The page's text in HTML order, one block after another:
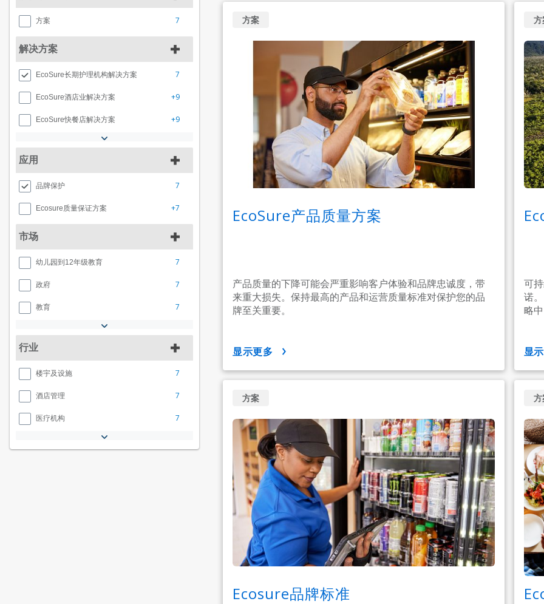
方案 7
解决方案
EcoSure长期护理机构解决方案 7
EcoSure酒店业解决方案 +9
EcoSure快餐店解决方案 +9
应用
品牌保护 7
Ecosure质量保证方案 +7
市场
幼儿园到12年级教育 7
政府 7
教育 7
行业
楼宇及设施 7
酒店管理 7
医疗机构 7
EcoSure产品质量方案
产品质量的下降可能会严重影响客户体验和品牌忠诚度，带
来重大损失。保持最高的产品和运营质量标准对保护您的品
牌至关重要。
方案
显示更多
可
诺
略
方
显
Ecosure品牌标准
方案 方